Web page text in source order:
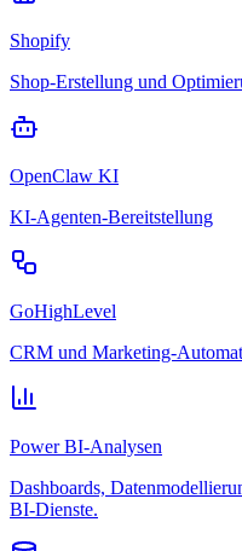
Shopify
Shop-Erstellung und
OpenClaw KI
KI-Agenten-Bereitstellung
GoHighLevel
CRM und Marketing-
Power BI-Analysen
Dashboards,
BI-Dienste.